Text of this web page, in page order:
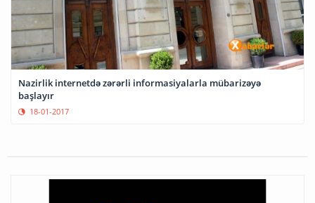
Nazirlik internetdə zərərli informasiyalarla mübarizəyə
başlayır
18-01-2017